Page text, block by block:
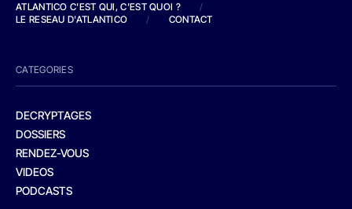
ATLANTICO C'EST QUI, C'EST QUOI ?
/
LE RESEAU D'ATLANTICO
/ CONTACT
CATEGORIES
DECRYPTAGES
DOSSIERS
RENDEZ-VOUS
VIDEOS
PODCASTS